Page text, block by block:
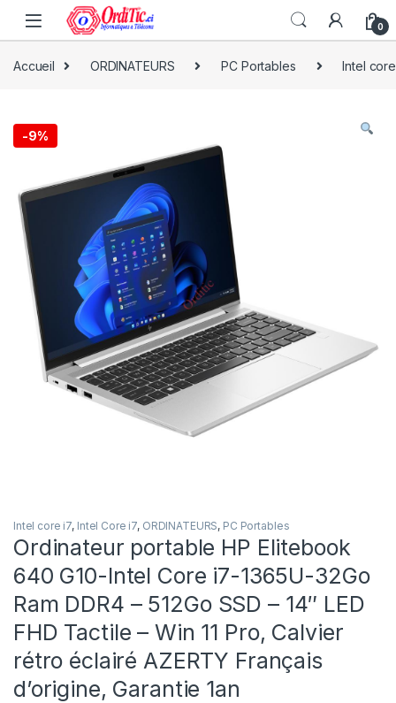
0
Accueil ORDINATEURS PC Portables Intel
-9%
Intel core i7, Intel Core i7, ORDINATEURS, PC Portables
Ordinateur portable HP Elitebook
640 G10-Intel Core i7-1365U-32Go
Ram DDR4 – 512Go SSD – 14″ LED
FHD Tactile – Win 11 Pro, Calvier
rétro éclairé AZERTY Français
d’origine, Garantie 1an